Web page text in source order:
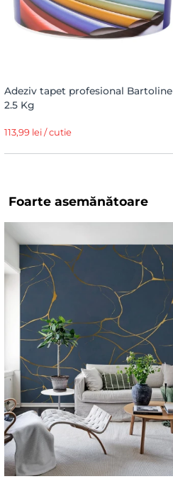
Adeziv tapet profesional Bartoline
2.5 Kg
113,99 lei / cutie
Foarte asemănătoare